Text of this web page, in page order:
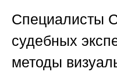
Специалисты
судебных
методы